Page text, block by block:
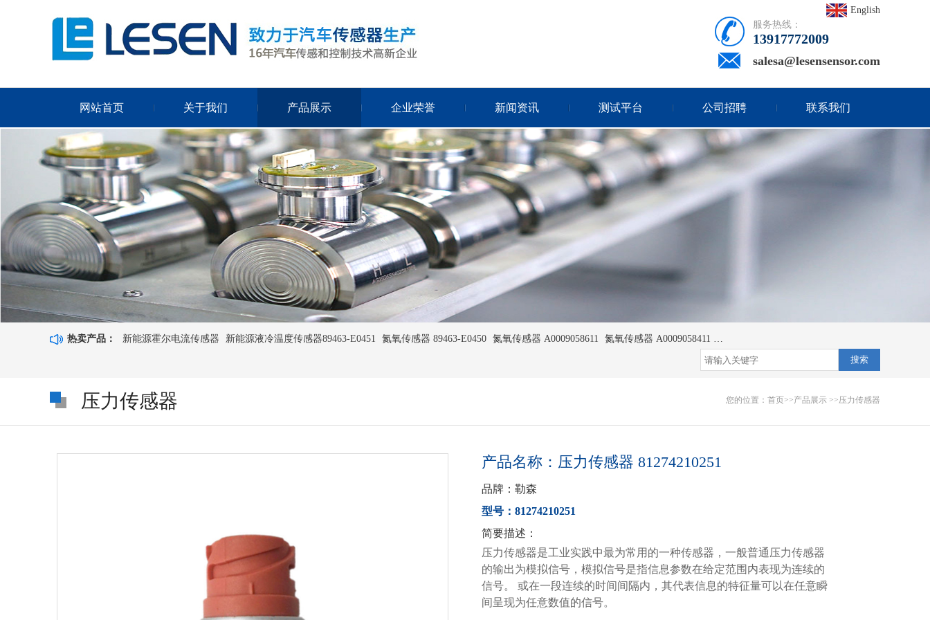
English
服务热线：
13917772009
salesa@lesensensor.com
网站首页 关于我们 产品展示 企业荣誉 新闻资讯 测试平台 公司招聘 联系我们
热卖产品： 新能源霍尔电流传感器 新能源液冷温度传感器89463-E0451 氮氧传感器 89463-E0450 氮氧传感器 A0009058611 氮氧传感器 A0009058411 氮氧传感器 A0009058111
搜索
压力传感器 您的位置： 首页>>产品展示 >>压力传感器
产品名称：压力传感器 81274210251
品牌：勒森
型号：81274210251
简要描述：
压力传感器是工业实践中最为常用的一种传感器，一般普通压力传感器
的输出为模拟信号，模拟信号是指信息参数在给定范围内表现为连续的
信号。 或在一段连续的时间间隔内，其代表信息的特征量可以在任意瞬
间呈现为任意数值的信号。